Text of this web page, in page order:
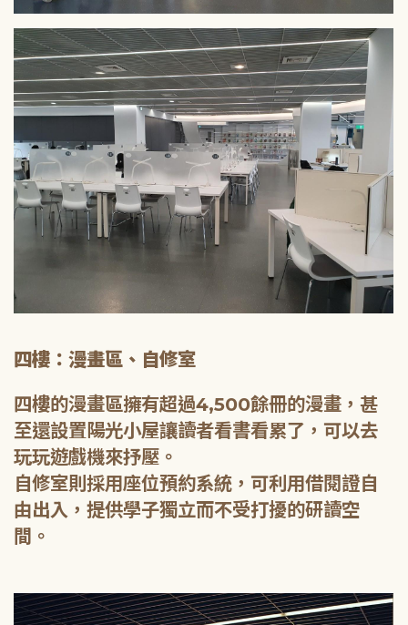
四樓：漫畫區、自修室
四樓的漫畫區擁有超過4,500餘冊的漫畫，甚
至還設置陽光小屋讓讀者看書看累了，可以去
玩玩遊戲機來抒壓。
自修室則採用座位預約系統，可利用借閱證自
由出入，提供學子獨立而不受打擾的研讀空
間。